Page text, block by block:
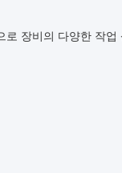
장비의 다양한 작업